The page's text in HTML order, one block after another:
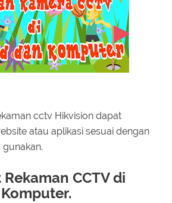
cctv Hikvision dapat
atau aplikasi sesuai dengan
CCTV di